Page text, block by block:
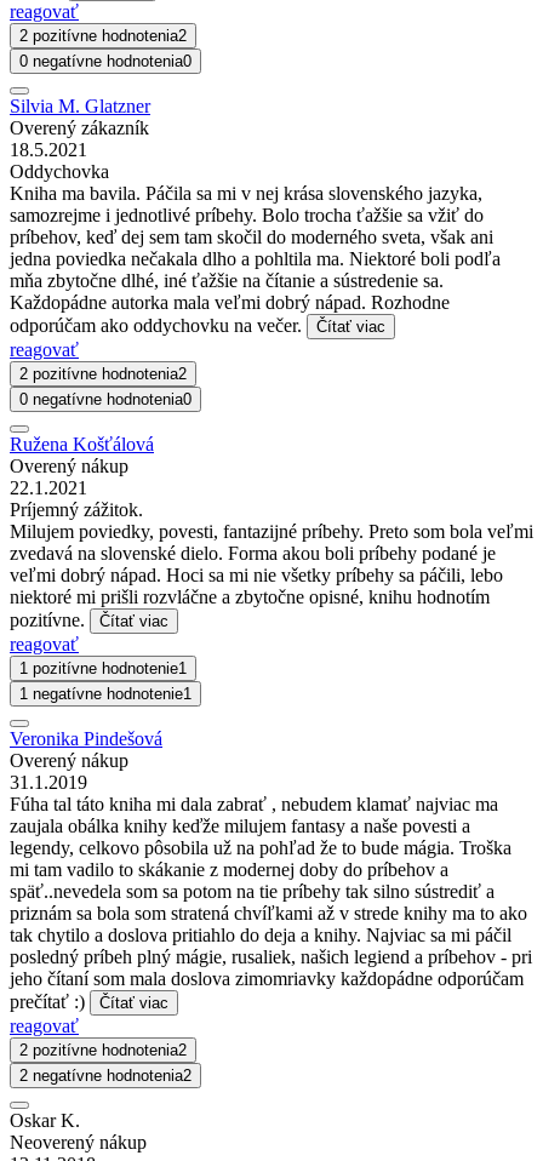
reagovať
2 pozitívne hodnotenia2
0 negatívne hodnotenia0
Silvia M. Glatzner
Overený zákazník
18.5.2021
Oddychovka
Kniha ma bavila. Páčila sa mi v nej krása slovenského jazyka,
samozrejme i jednotlivé príbehy. Bolo trocha ťažšie sa vžiť do
príbehov, keď dej sem tam skočil do moderného sveta, však ani
jedna poviedka nečakala dlho a pohltila ma. Niektoré boli podľa
mňa zbytočne dlhé, iné ťažšie na čítanie a sústredenie sa.
Každopádne autorka mala veľmi dobrý nápad. Rozhodne
odporúčam ako oddychovku na večer.
Čítať viac
reagovať
2 pozitívne hodnotenia2
0 negatívne hodnotenia0
Ružena Košťálová
Overený nákup
22.1.2021
Príjemný zážitok.
Milujem poviedky, povesti, fantazijné príbehy. Preto som bola veľmi
zvedavá na slovenské dielo. Forma akou boli príbehy podané je
veľmi dobrý nápad. Hoci sa mi nie všetky príbehy sa páčili, lebo
niektoré mi prišli rozvláčne a zbytočne opisné, knihu hodnotím
pozitívne.
Čítať viac
reagovať
1 pozitívne hodnotenie1
1 negatívne hodnotenie1
Veronika Pindešová
Overený nákup
31.1.2019
Fúha tal táto kniha mi dala zabrať , nebudem klamať najviac ma
zaujala obálka knihy keďže milujem fantasy a naše povesti a
legendy, celkovo pôsobila už na pohľad že to bude mágia. Troška
mi tam vadilo to skákanie z modernej doby do príbehov a
späť..nevedela som sa potom na tie príbehy tak silno sústrediť a
priznám sa bola som stratená chvíľkami až v strede knihy ma to ako
tak chytilo a doslova pritiahlo do deja a knihy. Najviac sa mi páčil
posledný príbeh plný mágie, rusaliek, našich legiend a príbehov - pri
jeho čítaní som mala doslova zimomriavky každopádne odporúčam
prečítať :)
Čítať viac
reagovať
2 pozitívne hodnotenia2
2 negatívne hodnotenia2
Oskar K.
Neoverený nákup